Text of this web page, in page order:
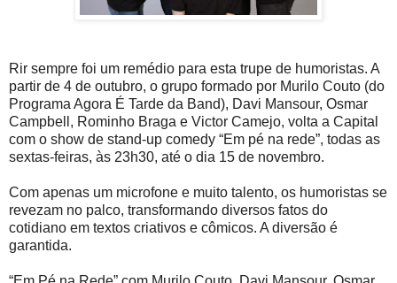
Rir sempre foi um remédio para esta trupe de humoristas. A
partir de 4 de outubro, o grupo formado por Murilo Couto (do
Programa Agora É Tarde da Band), Davi Mansour, Osmar
Campbell, Rominho Braga e Victor Camejo, volta a Capital
com o show de stand-up comedy “Em pé na rede”, todas as
sextas-feiras, às 23h30, até o dia 15 de novembro.
Com apenas um microfone e muito talento, os humoristas se
revezam no palco, transformando diversos fatos do
cotidiano em textos criativos e cômicos. A diversão é
garantida.